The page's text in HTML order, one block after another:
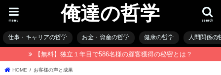
俺達の哲学 search
menu
仕事・キャリアの哲学 お金・資産の哲学 健康の哲学 人間関係の
【無料】独立１年目で586名様の顧客獲得の秘密とは？
HOME お客様の声と成果